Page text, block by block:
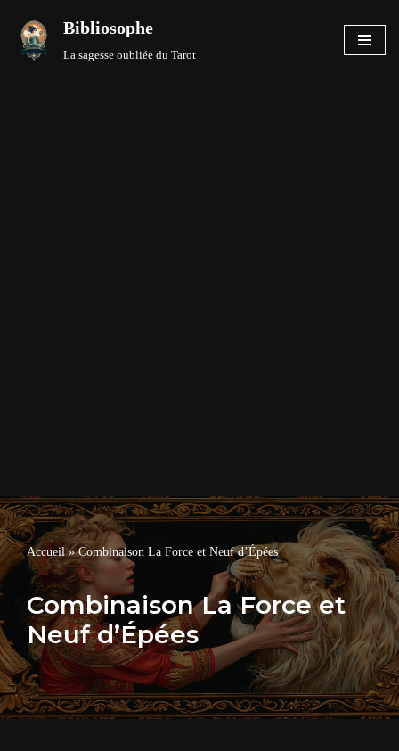
Aller
Bibliosophe
La sagesse oubliée du Tarot
Accueil»Combinaison La Force et Neuf d’Épées
Combinaison La Force et
Neuf d’Épées